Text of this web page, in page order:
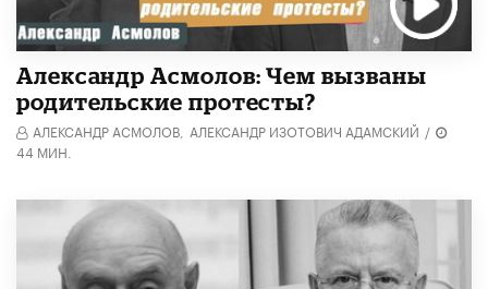
Александр Асмолов: Чем вызваны
родительские протесты?
АЛЕКСАНДР АСМОЛОВ, АЛЕКСАНДР ИЗОТОВИЧ АДАМСКИЙ /
44 МИН.